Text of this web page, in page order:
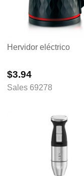
Hervidor eléctrico
$3.94
Sales 69278